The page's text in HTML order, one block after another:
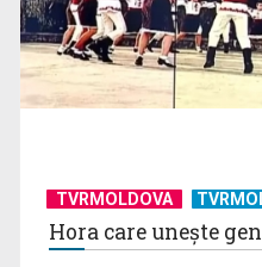
TVRMOLDOVA
Hora care unește